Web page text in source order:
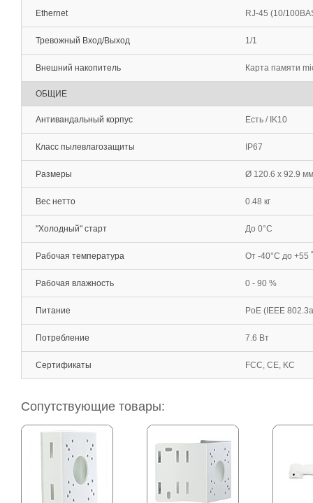
Ethernet RJ-45 (10/
Тревожный Вход/Выход 1/1
Внешний накопитель Карта памяти
ОБЩИЕ
Антивандальный корпус Есть / IK10
Класс пылевлагозащиты IP67
Размеры Ø 120.6 x 92.9 мм
Вес нетто 0.48 кг
"Холодный" старт До 0°С
Рабочая температура От -40°С до +55
Рабочая влажность 0 - 90 %
Питание PoE (IEEE
Потребление 7.6 Вт
Сертификаты FCC, CE, KC
Сопутствующие товары: